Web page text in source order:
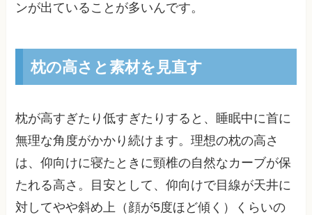
ンが出ていることが多いんです。
枕の高さと素材を見直す
枕が高すぎたり低すぎたりすると、睡眠中に首に
無理な角度がかかり続けます。理想の枕の高さ
は、仰向けに寝たときに頸椎の自然なカーブが保
たれる高さ。目安として、仰向けで目線が天井に
対してやや斜め上（顔が5度ほど傾く）くらいの